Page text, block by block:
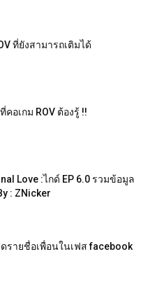
ที่ยังสามารถเติมได้
คอเกม ROV ต้องรู้ !!
Love :ไกด์ EP 6.0 รวมข้อมูล
: ZNicker
รายชื่อเพื่อนในเฟส facebook